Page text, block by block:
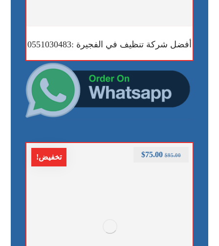
أفضل شركة تنظيف في الفجيرة :0551030483
تخفيض! $95.00
$75.00